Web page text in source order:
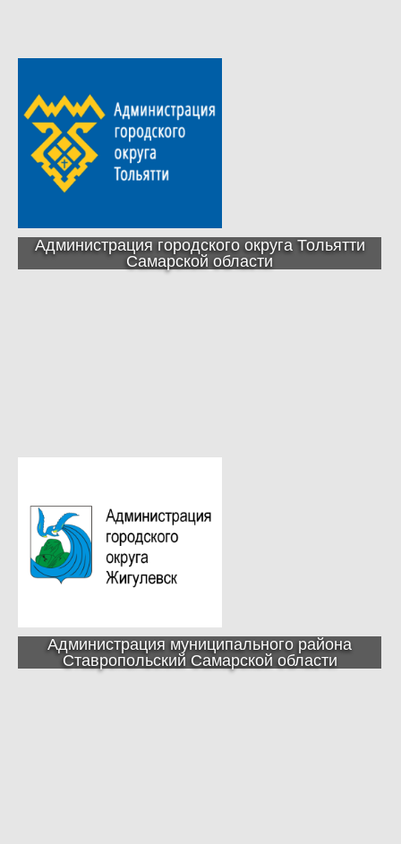
Администрация городского округа Тольятти
Самарской области
Администрация муниципального района
Ставропольский Самарской области